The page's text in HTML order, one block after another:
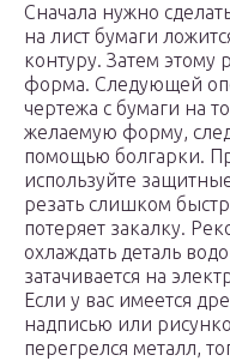
Сначала нужно
на лист бумаги
контуру. Затем этому
форма. Следующей
чертежа с бумаги на
желаемую форму,
помощью болгарки.
используйте
резать слишком
потеряет закалку.
охлаждать деталь
затачивается на
Если у вас имеется
надписью или
перегрелся металл,